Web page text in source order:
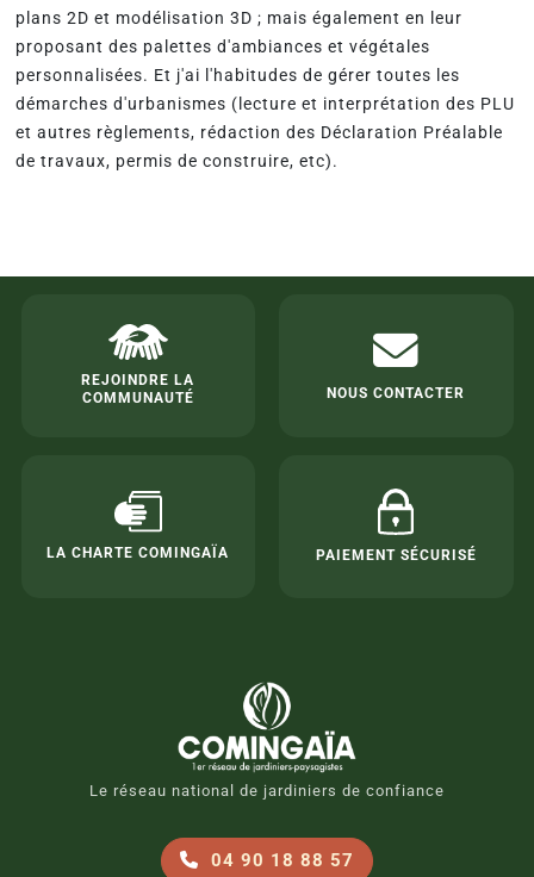
plans 2D et modélisation 3D ; mais également en leur
proposant des palettes d'ambiances et végétales
personnalisées. Et j'ai l'habitudes de gérer toutes les
démarches d'urbanismes (lecture et interprétation des PLU
et autres règlements, rédaction des Déclaration Préalable
de travaux, permis de construire, etc).
REJOINDRE LA
COMMUNAUTÉ
NOUS CONTACTER
LA CHARTE COMINGAÏA PAIEMENT SÉCURISÉ
Le réseau national de jardiniers de confiance
04 90 18 88 57